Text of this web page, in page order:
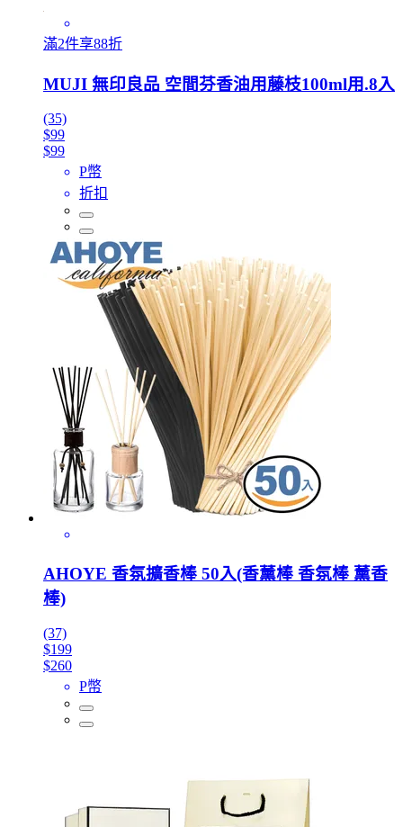
滿2件享88折
MUJI 無印良品 空間芬香油用藤枝100ml用.8入
(35)
$99
$99
P幣
折扣
AHOYE 香氛擴香棒 50入(香薰棒 香氛棒 薰香
棒)
(37)
$199
$260
P幣